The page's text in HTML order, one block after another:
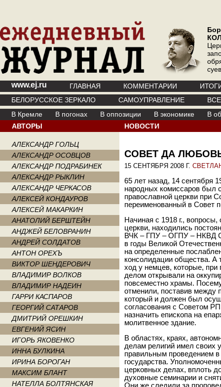
www.ej.ru ГЛАВНАЯ КОММЕНТАРИИ
БЕЛОРУССКОЕ ЗЕРКАЛО
САМОУПРАВЛЕНИЕ
В Кремле
В погонах В оппозиции В экономике
В
АВТОРЫ
АЛЕКСАНДР ГОЛЬЦ
АЛЕКСАНДР ОСОВЦОВ
АЛЕКСАНДР ПОДРАБИНЕК
АЛЕКСАНДР РЫКЛИН
АЛЕКСАНДР ЧЕРКАСОВ
АЛЕКСЕЙ КОНДАУРОВ
АЛЕКСЕЙ МАКАРКИН
АНАТОЛИЙ БЕРШТЕЙН
АНДЖЕЙ БЕЛОВРАНИН
АНДРЕЙ СОЛДАТОВ
АНТОН ОРЕХЪ
ВИКТОР ШЕНДЕРОВИЧ
ВЛАДИМИР ВОЛКОВ
ВЛАДИМИР НАДЕИН
ГАРРИ КАСПАРОВ
ГЕОРГИЙ САТАРОВ
ДМИТРИЙ ОРЕШКИН
ЕВГЕНИЙ ЯСИН
ИГОРЬ ЯКОВЕНКО
ИННА БУЛКИНА
ИРИНА БОРОГАН
МАКСИМ БЛАНТ
НАТЕЛЛА БОЛТЯНСКАЯ
НОВОСТИ
СОВЕТ ДА
15 СЕНТЯБРЯ 2008 Г.
65 лет назад, 14 сентября
народных комиссаров был
православной церкви при
переименованный в Совет
Начиная с 1918 г.,
церкви, находились
ВЧК – ГПУ – ОГПУ –
в годы Великой
на определенные
консолидации общества. А
ход у немцев, которые,
делом открывали на
повсеместно храмы.
отменили, поставив между
который и должен был
согласования с Советом
назначить епископа на
молитвенное здание.
В областях, краях,
делам религий имел своих
правильным проведением в
государства.
церковных делах, вплоть
духовные семинарии и